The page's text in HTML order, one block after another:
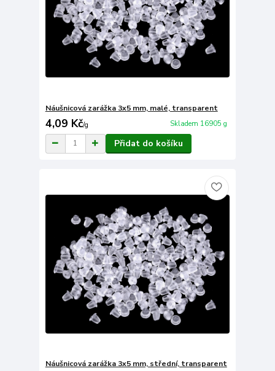
Náušnicová zarážka 3x5 mm, malé, transparent
4,09 Kč/g Skladem 16905 g
Přidat do košíku
Náušnicová zarážka 3x5 mm, střední, transparent